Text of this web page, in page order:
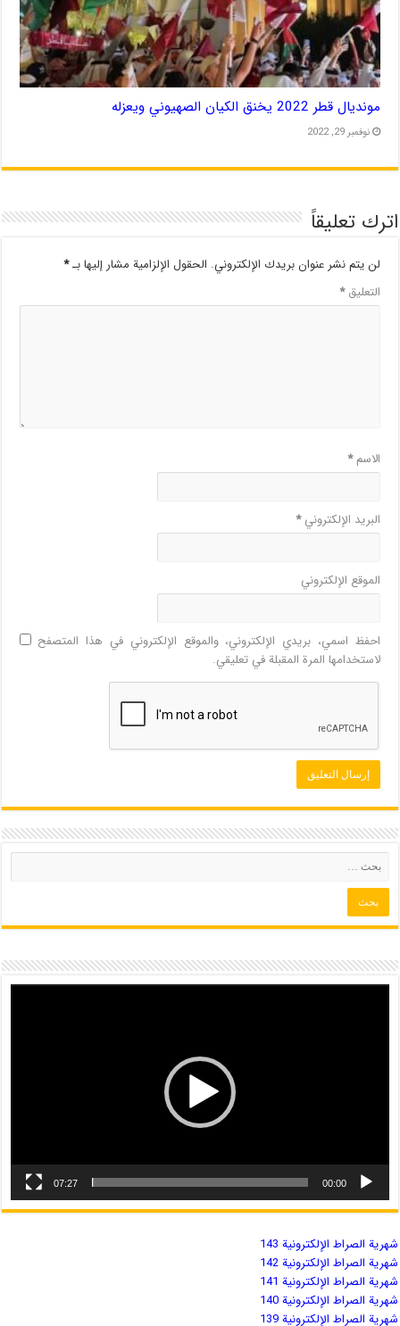
مونديال قطر 2022 يخنق الكيان الصهيوني ويعزله
نوفمبر 29, 2022
اترك تعليقاً
لن يتم نشر عنوان بريدك الإلكتروني. الحقول الإلزامية مشار إليها بـ*
التعليق*
الاسم*
البريد الإلكتروني*
الموقع الإلكتروني
احفظ اسمي، بريدي الإلكتروني، والموقع الإلكتروني في هذا المتصفح
لاستخدامها المرة المقبلة في تعليقي.
00:00
07:27
شهریة الصراط الإلكترونية 143
شهریة الصراط الإلكترونية 142
شهریة الصراط الإلكترونية 141
شهریة الصراط الإلكترونية 140
شهریة الصراط الإلكترونية 139